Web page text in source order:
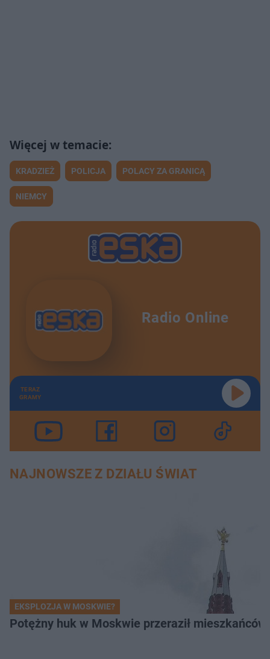
KRADZIEŻ POLICJA POLACY ZA GRANICĄ
NIEMCY
Radio Online
TERAZ
GRAMY
NAJNOWSZE Z DZIAŁU ŚWIAT
EKSPLOZJA W MOSKWIE?
Potężny huk w Moskwie przeraził